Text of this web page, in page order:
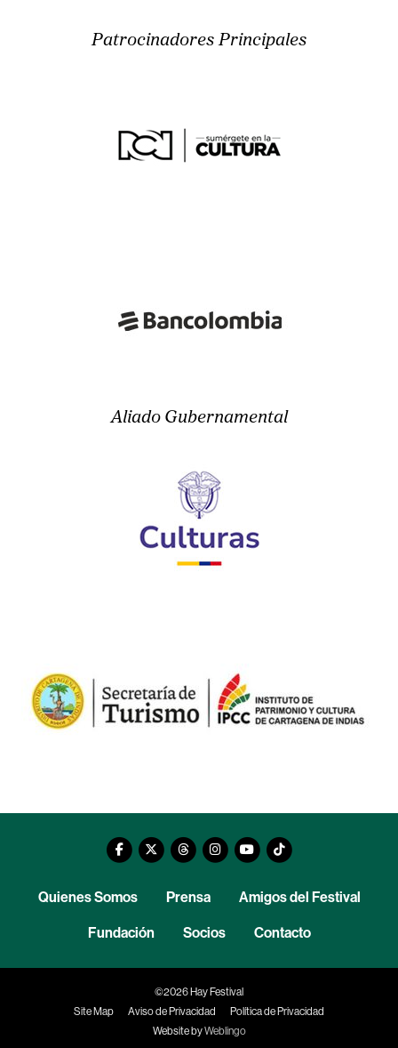
Patrocinadores Principales
Aliado Gubernamental
Quienes Somos Prensa Amigos del Festival
Fundación Socios Contacto
©2026 Hay Festival
Site Map
Aviso de Privacidad
Política de Privacidad
Website byWeblingo